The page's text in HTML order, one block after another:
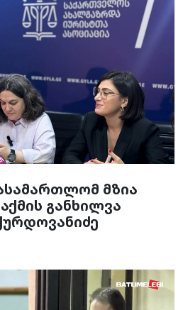
მზია
განხილვა